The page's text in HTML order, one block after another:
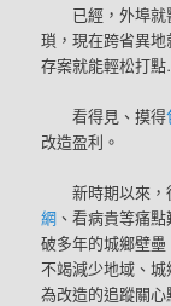
已經，外埠
瑣，現在跨省異
存案就能輕松打
看得見、摸得
改造盈利。
新時期以來
網 、看病貴等痛
破多年的城鄉壁
不竭減少地域、
為改造的追蹤關心